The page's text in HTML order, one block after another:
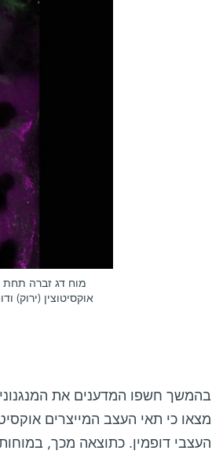
מוח דג זברה תחת
אוקסיטוצין (ירוק)
בהמשך חשפו המדענים את
מצאו כי תאי העצב המייצרים
העצבי דופמין. כתוצאה מכך,